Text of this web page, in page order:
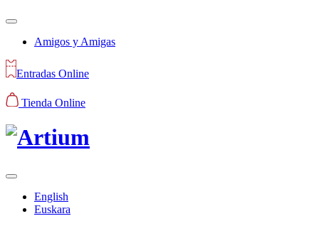
Amigos y Amigas
Entradas Online
Tienda Online
English
Euskara